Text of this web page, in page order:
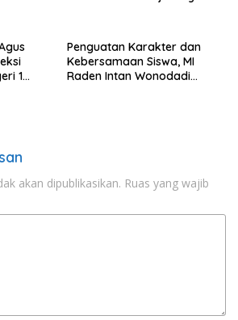
1
Penguatan Karakter dan
Kebersamaan Siswa, MI
Raden Intan Wonodadi
akan dipublikasikan. Ruas yang wajib